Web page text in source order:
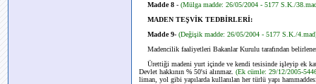
Madde 8 - (Mülga madde: 26/05/2004 - 5177 S.K./
MADEN TEŞVİK TEDBİRLERİ:
Madde 9- (Değişik madde: 26/05/2004 - 5177 S.K./
Madencilik faaliyetleri Bakanlar Kurulu tarafından
Ürettiği madeni yurt içinde ve kendi tesisinde işleyip ek
Devlet hakkının % 50'si alınmaz. (Ek cümle: 29/12/2005-
liman, yol gibi yapılarda kullanılan her türlü yapı